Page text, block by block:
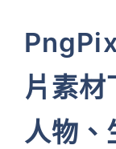
片素材
人物